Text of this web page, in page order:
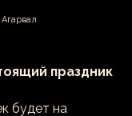
праздник
будет на